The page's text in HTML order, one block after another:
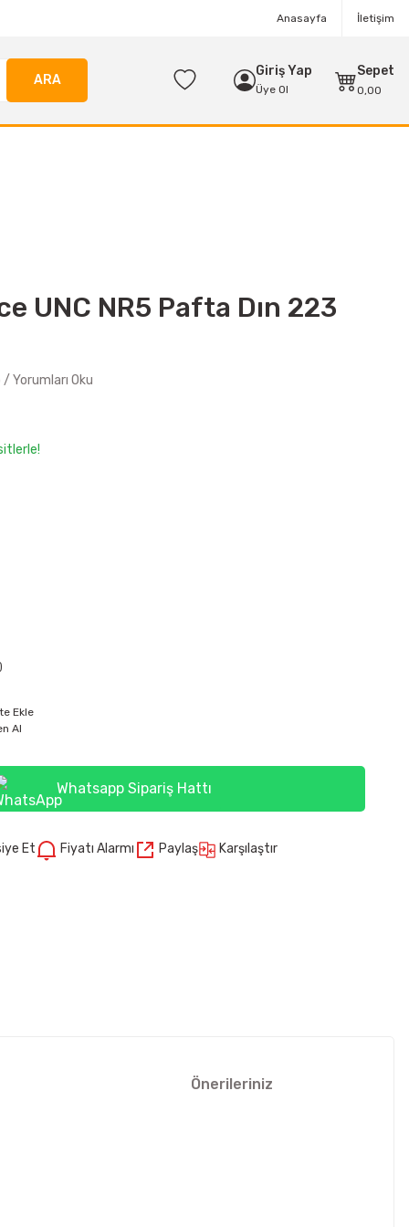
Anasayfa İletişim
ARA
Giriş Yap
Üye Ol
Sepet
0,00
UNC NR5 Pafta Dın 223
Yorumları Oku
Ekle
Al
Whatsapp Sipariş Hattı
Et Fiyatı Alarmı Paylaş Karşılaştır
Önerileriniz